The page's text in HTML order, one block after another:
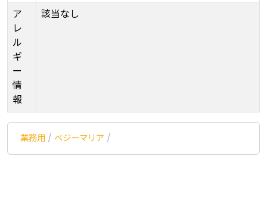
ア
レ
ル
ギ
ー
情
報
該当なし
業務用 / ベジーマリア /